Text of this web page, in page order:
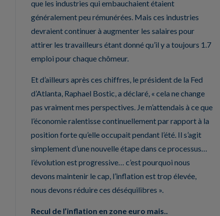
que les industries qui embauchaient étaient
généralement peu rémunérées. Mais ces industries
devraient continuer à augmenter les salaires pour
attirer les travailleurs étant donné qu’il y a toujours 1.7
emploi pour chaque chômeur.
Et d’ailleurs après ces chiffres, le président de la Fed
d’Atlanta, Raphael Bostic, a déclaré, « cela ne change
pas vraiment mes perspectives. Je m’attendais à ce que
l’économie ralentisse continuellement par rapport à la
position forte qu’elle occupait pendant l’été. Il s’agit
simplement d’une nouvelle étape dans ce processus…
l’évolution est progressive… c’est pourquoi nous
devons maintenir le cap, l’inflation est trop élevée,
nous devons réduire ces déséquilibres ».
Recul de l’inflation en zone euro mais..